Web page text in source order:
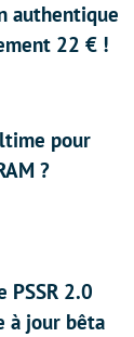
authentique
22 € !
pour
?
PSSR 2.0
à jour bêta